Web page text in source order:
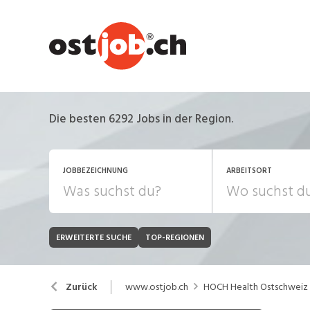
Die besten 6292 Jobs in der Region.
JOBBEZEICHNUNG ARBEITSORT
JOB-TYP
Festanstellung
Bank, Versicherung
Chemie, Pharma, Biotechnologie
ERWEITERTE SUCHE TOP-REGIONEN
Zurück www.ostjob.ch HOCH Health Ostschweiz